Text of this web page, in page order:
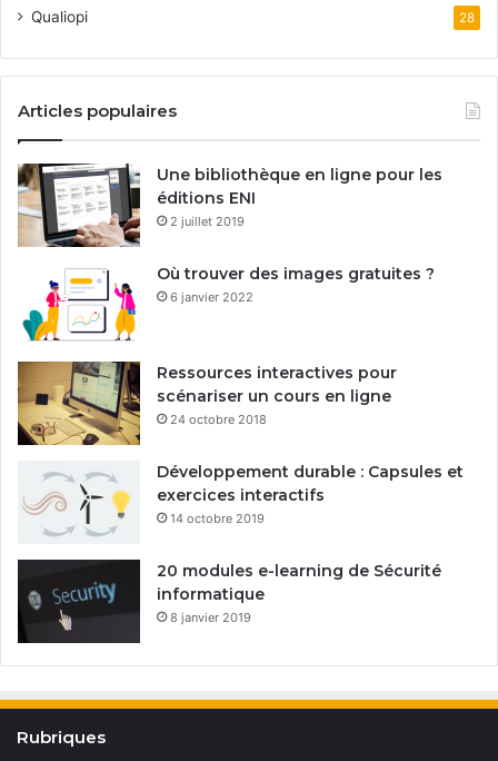
Qualiopi 28
Articles populaires
Une bibliothèque en ligne pour les
éditions ENI
2 juillet 2019
Où trouver des images gratuites ?
6 janvier 2022
Ressources interactives pour
scénariser un cours en ligne
24 octobre 2018
Développement durable : Capsules et
exercices interactifs
14 octobre 2019
20 modules e-learning de Sécurité
informatique
8 janvier 2019
Rubriques